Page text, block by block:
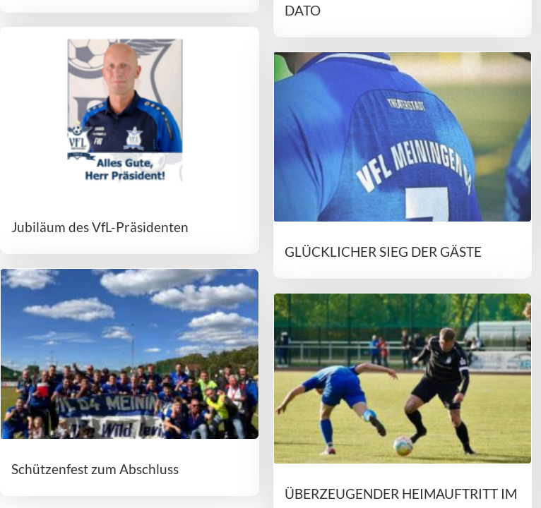
DATO
Jubiläum des VfL-Präsidenten
GLÜCKLICHER SIEG DER GÄSTE
Schützenfest zum Abschluss
ÜBERZEUGENDER HEIMAUFTRITT IM